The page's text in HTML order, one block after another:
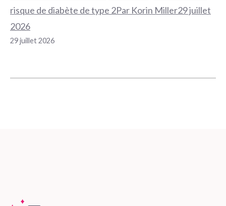
risque de diabète de type 2Par Korin Miller29 juillet
2026
29 juillet 2026